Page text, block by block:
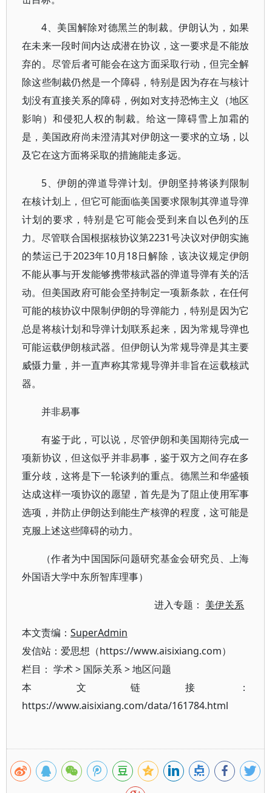
4、美国解除对德黑兰的制裁。伊朗认为，如果
在未来一段时间内达成潜在协议，这一要求是不能放
弃的。尽管后者可能会在这方面采取行动，但完全解
除这些制裁仍然是一个障碍，特别是因为存在与核计
划没有直接关系的障碍，例如对支持恐怖主义（地区
影响）和侵犯人权的制裁。给这一障碍雪上加霜的
是，美国政府尚未澄清其对伊朗这一要求的立场，以
及它在这方面将采取的措施能走多远。
5、伊朗的弹道导弹计划。伊朗坚持将谈判限制
在核计划上，但它可能面临美国要求限制其弹道导弹
计划的要求，特别是它可能会受到来自以色列的压
力。尽管联合国根据核协议第2231号决议对伊朗实施
的禁运已于2023年10月18日解除，该决议规定伊朗
不能从事与开发能够携带核武器的弹道导弹有关的活
动。但美国政府可能会坚持制定一项新条款，在任何
可能的核协议中限制伊朗的导弹能力，特别是因为它
总是将核计划和导弹计划联系起来，因为常规导弹也
可能运载伊朗核武器。但伊朗认为常规导弹是其主要
威慑力量，并一直声称其常规导弹并非旨在运载核武
器。
并非易事
有鉴于此，可以说，尽管伊朗和美国期待完成一
项新协议，但这似乎并非易事，鉴于双方之间存在多
重分歧，这将是下一轮谈判的重点。德黑兰和华盛顿
达成这样一项协议的愿望，首先是为了阻止使用军事
选项，并防止伊朗达到能生产核弹的程度，这可能是
克服上述这些障碍的动力。
（作者为中国国际问题研究基金会研究员、上海
外国语大学中东所智库理事）
进入专题： 美伊关系
本文责编： SuperAdmin
发信站：爱思想（https://www.aisixiang.com）
栏目： 学术> 国际关系>地区问题
本文链接：
https://www.aisixiang.com/data/161784.html